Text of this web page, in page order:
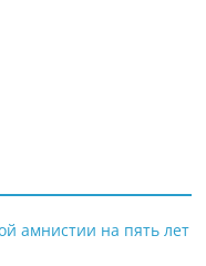
амнистии на пять лет